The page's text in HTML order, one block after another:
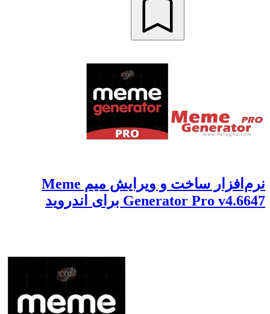
نرم‌افزار ساخت و ویرایش میم Meme
Generator Pro v4.6647 برای اندروید